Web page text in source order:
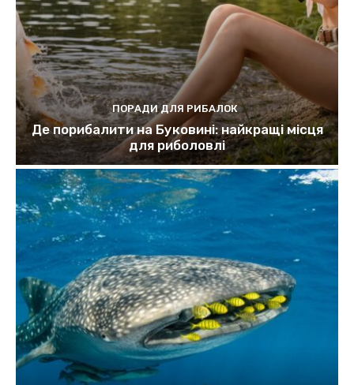
ПОРАДИ ДЛЯ РИБАЛОК
Де порибалити на Буковині: найкращі місця
для риболовлі